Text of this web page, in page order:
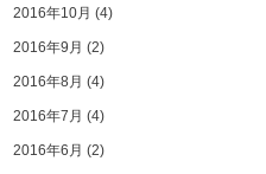
2016年10月 (4)
2016年9月 (2)
2016年8月 (4)
2016年7月 (4)
2016年6月 (2)